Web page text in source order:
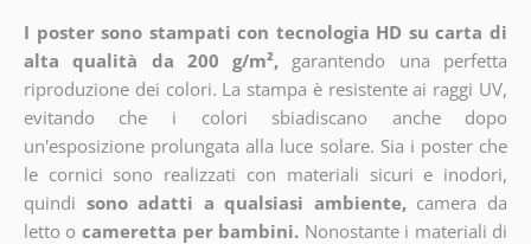
I poster sono stampati con tecnologia HD su carta di
alta qualità da 200 g/m², garantendo una perfetta
riproduzione dei colori. La stampa è resistente ai raggi UV,
evitando che i colori sbiadiscano anche dopo
un'esposizione prolungata alla luce solare. Sia i poster che
le cornici sono realizzati con materiali sicuri e inodori,
quindi sono adatti a qualsiasi ambiente, camera da
letto o cameretta per bambini. Nonostante i materiali di